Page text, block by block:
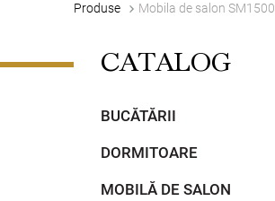
Produse Mobila de salon SM1500
CATALOG
BUCĂTĂRII
DORMITOARE
MOBILĂ DE SALON